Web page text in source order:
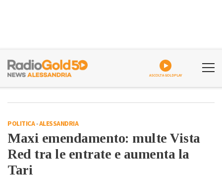
ASCOLTA GOLDPLAY
POLITICA-ALESSANDRIA
Maxi emendamento: multe Vista
Red tra le entrate e aumenta la
Tari